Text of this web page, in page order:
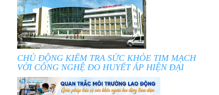
CHỦ ĐỘNG KIỂM TRA SỨC KHỎE TIM MẠCH
VỚI CÔNG NGHỆ ĐO HUYẾT ÁP HIỆN ĐẠI